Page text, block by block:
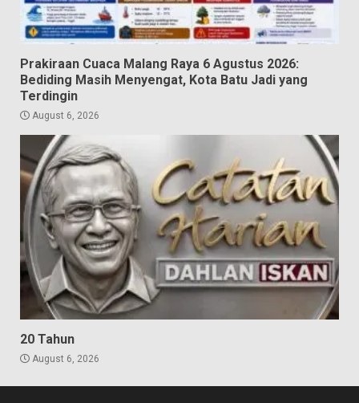
Prakiraan Cuaca Malang Raya 6 Agustus 2026:
Bediding Masih Menyengat, Kota Batu Jadi yang
Terdingin
August 6, 2026
20 Tahun
August 6, 2026